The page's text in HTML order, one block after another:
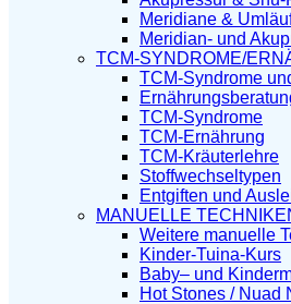
Meridiane &
Meridian- und
TCM-SYNDROME/
TCM-Syndrome
TCM-Syndrome
TCM-Ernährung
TCM-Kräuterlehre
Stoffwechseltypen
Entgiften und
MANUELLE
Weitere manuelle
Kinder-Tuina-Kurs
Baby– und
Hot Stones / Nuad